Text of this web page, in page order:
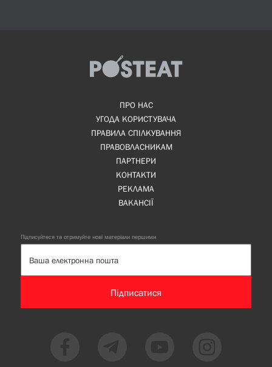
ПРО НАС
УГОДА КОРИСТУВАЧА
ПРАВИЛА СПІЛКУВАННЯ
ПРАВОВЛАСНИКАМ
ПАРТНЕРИ
КОНТАКТИ
РЕКЛАМА
ВАКАНСІЇ
Підписуйтеся та отримуйте нові матеріали першими
Підписатися